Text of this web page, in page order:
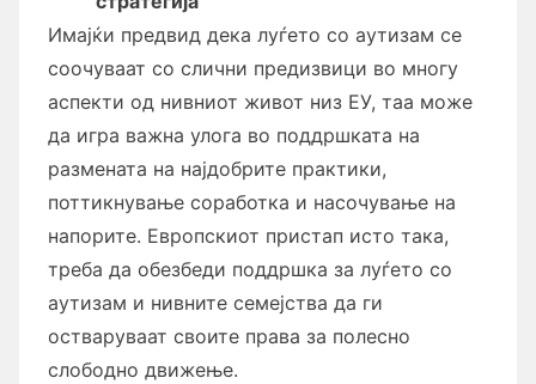
Имајќи предвид дека луѓето со аутизам се
соочуваат со слични предизвици во многу
аспекти од нивниот живот низ ЕУ, таа може
да игра важна улога во поддршката на
размената на најдобрите практики,
поттикнување соработка и насочување на
напорите. Европскиот пристап исто така,
треба да обезбеди поддршка за луѓето со
аутизам и нивните семејства да ги
остваруваат своите права за полесно
слободно движење.